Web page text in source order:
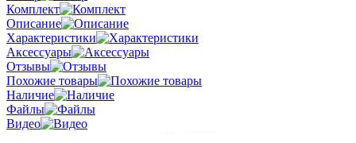
Комплект
Описание
Характеристики
Аксессуары
Отзывы
Похожие товары
Наличие
Файлы
Видео